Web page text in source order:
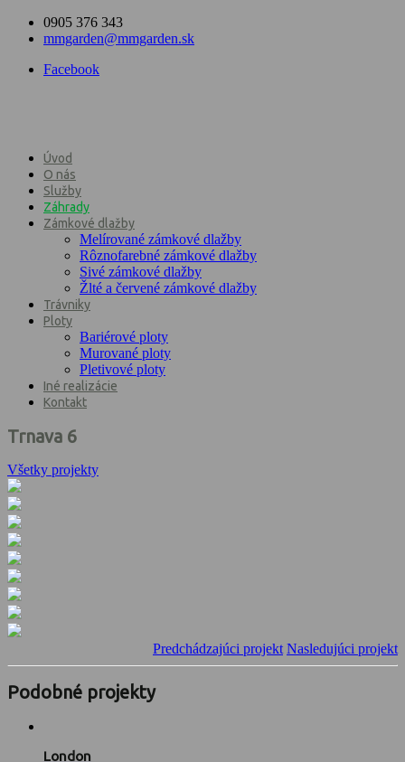
0905 376 343
mmgarden@mmgarden.sk
Facebook
Úvod
O nás
Služby
Záhrady
Zámkové dlažby
Melírované zámkové dlažby
Rôznofarebné zámkové dlažby
Sivé zámkové dlažby
Žlté a červené zámkové dlažby
Trávniky
Ploty
Bariérové ploty
Murované ploty
Pletivové ploty
Iné realizácie
Kontakt
Trnava 6
Všetky projekty
Predchádzajúci projekt Nasledujúci projekt
Podobné projekty
London